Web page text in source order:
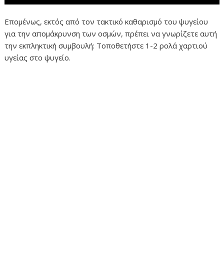
Επομένως, εκτός από τον τακτικό καθαρισμό του ψυγείου
για την απομάκρυνση των οσμών, πρέπει να γνωρίζετε αυτή
την εκπληκτική συμβουλή: Τοποθετήστε 1-2 ρολά χαρτιού
υγείας στο ψυγείο.